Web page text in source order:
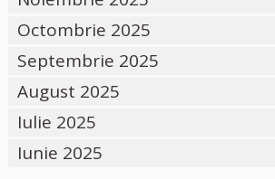
Octombrie 2025
Septembrie 2025
August 2025
Iulie 2025
Iunie 2025